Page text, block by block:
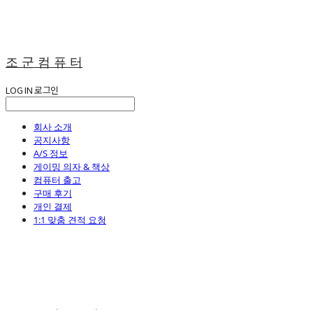
조 군 컴 퓨 터
LOG IN로그인
회사 소개
공지사항
A/S 정보
게이밍 의자 & 책상
컴퓨터 출고
구매 후기
개인 결제
1:1 맞춤 견적 요청